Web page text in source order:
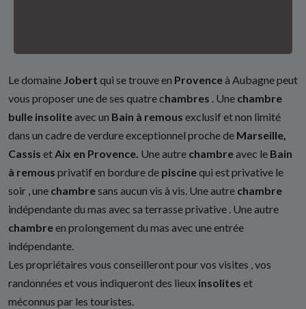
Le domaine Jobert qui se trouve en Provenceà Aubagne peut
vous proposer une de ses quatre chambres . Une chambre
bulle insoliteavec un Bain à remous exclusif et non limité
dans un cadre de verdure exceptionnel proche de Marseille,
Cassis etAix en Provence. Une autre chambreavec le Bain
à remous privatif en bordure de piscinequi est privative le
soir , une chambresans aucun vis à vis. Une autre chambre
indépendante du mas avec sa terrasse privative . Une autre
chambreen prolongement du mas avec une entrée
indépendante.
Les propriétaires vous conseilleront pour vos visites , vos
randonnées et vous indiqueront des lieux insolites et
méconnus par les touristes.